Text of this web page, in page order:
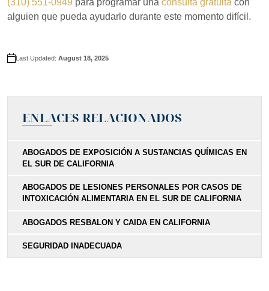
alguien que pueda ayudarlo durante este momento difícil.
Last Updated: August 18, 2025
ENLACES RELACIONADOS
ABOGADOS DE EXPOSICIÓN A SUSTANCIAS QUÍMICAS EN
EL SUR DE CALIFORNIA
ABOGADOS DE LESIONES PERSONALES POR CASOS DE
INTOXICACIÓN ALIMENTARIA EN EL SUR DE CALIFORNIA
ABOGADOS RESBALON Y CAIDA EN CALIFORNIA
SEGURIDAD INADECUADA